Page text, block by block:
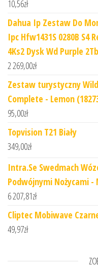
10,56zł
Dahua Ip Zestaw Do
Ipc Hfw1431S 0280B S4
4Ks2 Dysk Wd Purple 2Tb
2 269,00zł
Zestaw turystyczny
Complete - Lemon
95,00zł
Topvision T21 Biały
349,00zł
Intra.Se Swedmach
Podwójnymi Nożycami -
6 207,81zł
Cliptec Mobiwave
49,97zł